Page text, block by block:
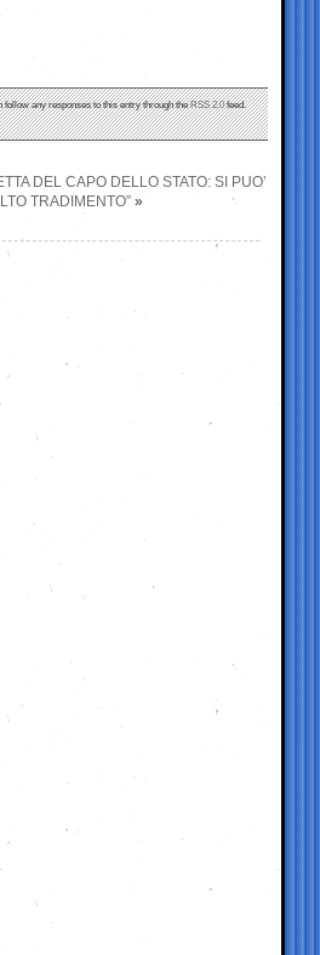
follow any responses to this entry through theRSS 2.0feed.
DEL CAPO DELLO STATO: SI PUO’
TRADIMENTO” »